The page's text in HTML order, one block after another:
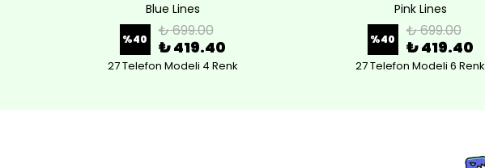
Blue Lines
%40 ₺ 699.00
₺ 419.40
27 Telefon Modeli 4 Renk
Pink Lines
%40 ₺ 699.00
₺ 419.40
27 Telefon Modeli 6 Renk